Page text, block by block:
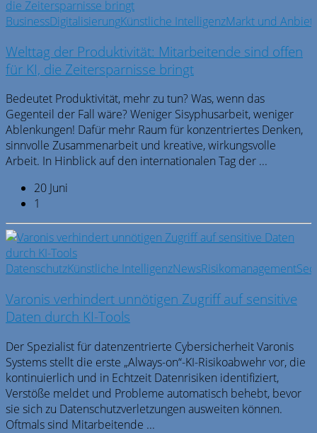
BusinessDigitalisierungKünstliche IntelligenzMarkt und
Welttag der Produktivität: Mitarbeitende sind offen
für KI, die Zeitersparnisse bringt
Bedeutet Produktivität, mehr zu tun? Was, wenn das
Gegenteil der Fall wäre? Weniger Sisyphusarbeit, weniger
Ablenkungen! Dafür mehr Raum für konzentriertes Denken,
sinnvolle Zusammenarbeit und kreative, wirkungsvolle
Arbeit. In Hinblick auf den internationalen Tag der ...
20 Juni
1
DatenschutzKünstliche IntelligenzNewsRisikomanagement
Varonis verhindert unnötigen Zugriff auf sensitive
Daten durch KI-Tools
Der Spezialist für datenzentrierte Cybersicherheit Varonis
Systems stellt die erste „Always-on“-KI-Risikoabwehr vor, die
kontinuierlich und in Echtzeit Datenrisiken identifiziert,
Verstöße meldet und Probleme automatisch behebt, bevor
sie sich zu Datenschutzverletzungen ausweiten können.
Oftmals sind Mitarbeitende ...